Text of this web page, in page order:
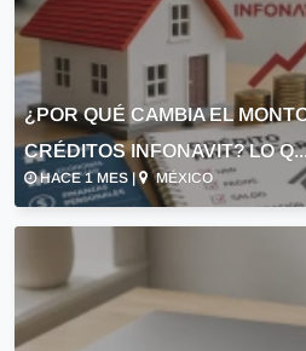
¿POR QUÉ CAMBIA EL
CRÉDITOS INFONAVIT? LO
HACE 1 MES | MÉXICO